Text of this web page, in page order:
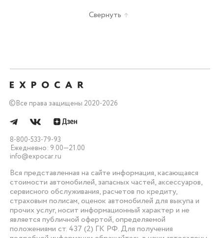
Свернуть
©Все права защищены 2020-2026
8-800-533-79-93
Ежедневно: 9.00—21.00
info@expocar.ru
Вся представленная на сайте информация, касающаяся
стоимости автомобилей, запасных частей, аксессуаров,
сервисного обслуживания, расчетов по кредиту,
страховым полисам, оценок автомобилей для выкупа и
прочих услуг, носит информационный характер и не
является публичной офертой, определяемой
положениями ст. 437 (2) ГК РФ. Для получения